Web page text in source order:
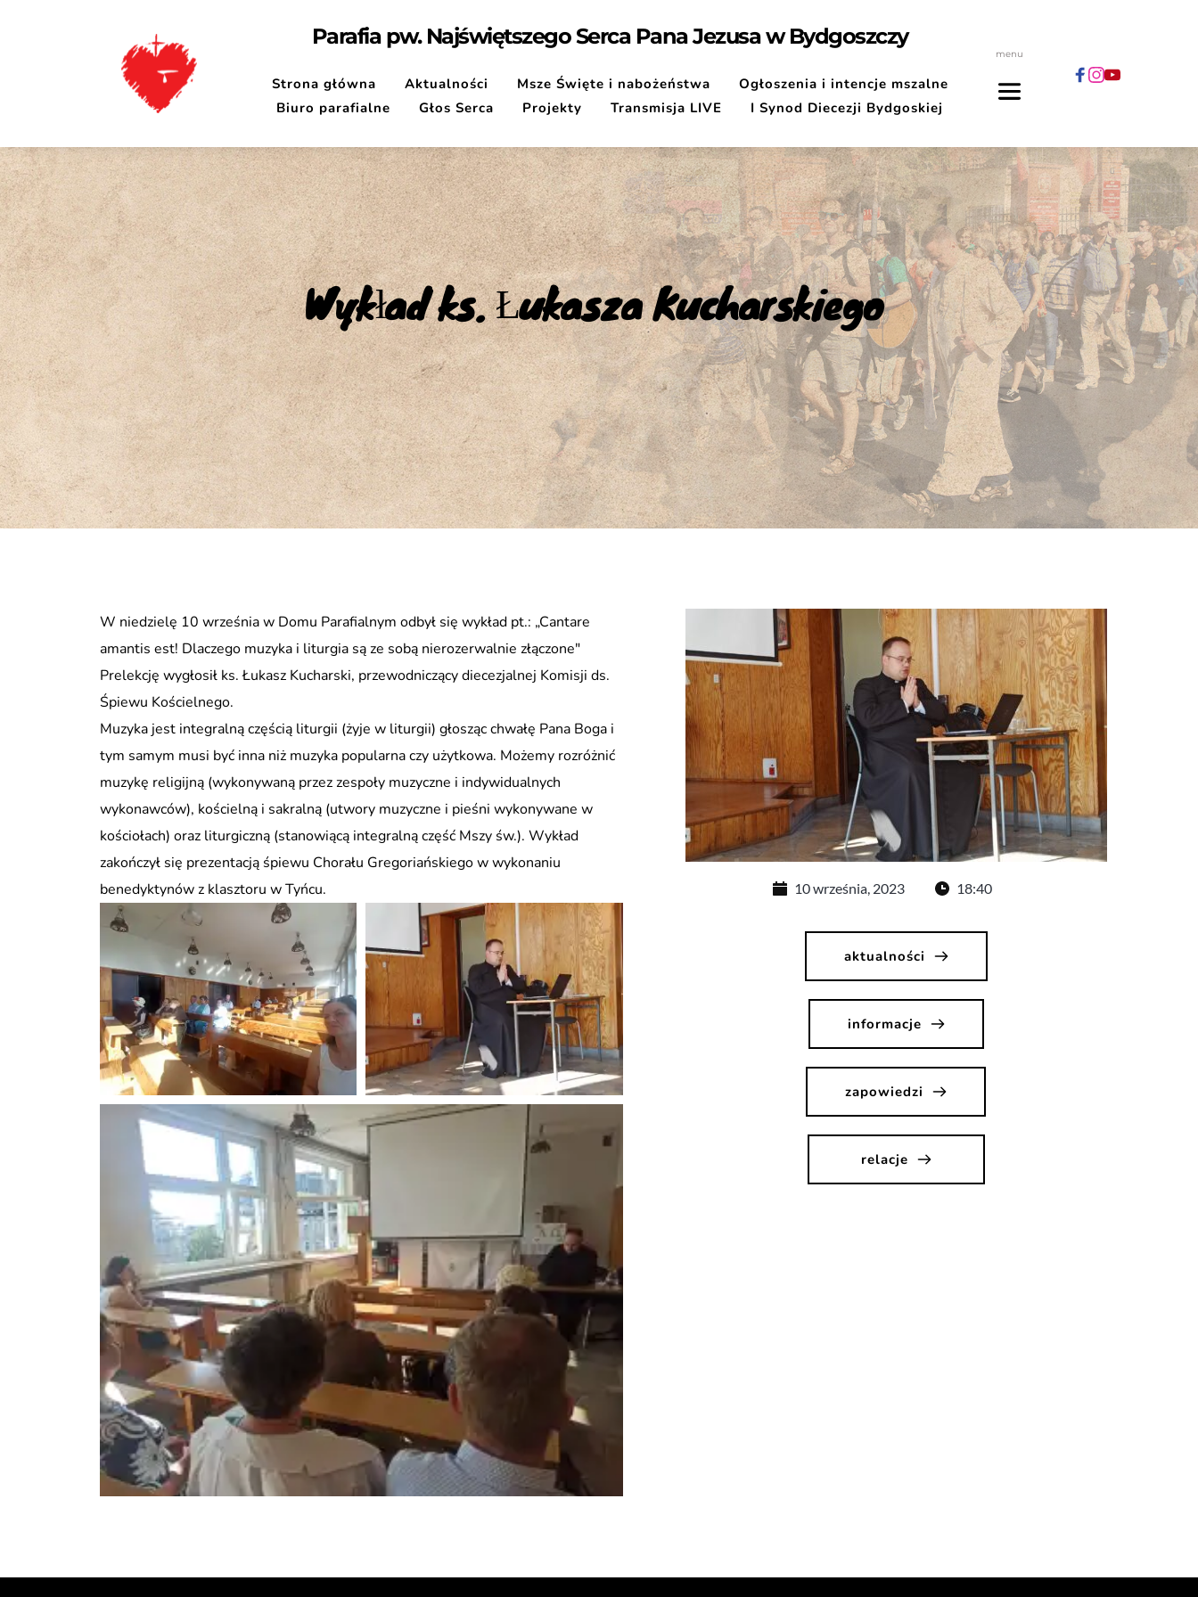
Parafia pw. Najświętszego Serca Pana Jezusa w Bydgoszczy
Strona główna Aktualności Msze Święte i nabożeństwa
Ogłoszenia i intencje mszalne
Biuro parafialne
Głos Serca Projekty Transmisja LIVE I Synod Diecezji Bydgoskiej
menu
Wykład ks. Łukasza Kucharskiego
W niedzielę 10 września w Domu Parafialnym odbył się wykład pt.: „Cantare
amantis est! Dlaczego muzyka i liturgia są ze sobą nierozerwalnie złączone"
Prelekcję wygłosił ks. Łukasz Kucharski, przewodniczący diecezjalnej Komisji ds.
Śpiewu Kościelnego.
Muzyka jest integralną częścią liturgii (żyje w liturgii) głosząc chwałę Pana Boga i
tym samym musi być inna niż muzyka popularna czy użytkowa. Możemy rozróżnić
muzykę religijną (wykonywaną przez zespoły muzyczne i indywidualnych
wykonawców), kościelną i sakralną (utwory muzyczne i pieśni wykonywane w
kościołach) oraz liturgiczną (stanowiącą integralną część Mszy św.). Wykład
zakończył się prezentacją śpiewu Chorału Gregoriańskiego w wykonaniu
benedyktynów z klasztoru w Tyńcu.
10 września, 2023 18:40
aktualności
informacje
zapowiedzi
relacje